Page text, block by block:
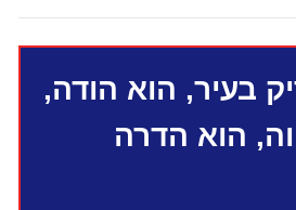
בעיר, הוא הודה,
הוא הדרה